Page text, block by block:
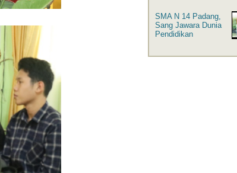
SMA N 14 Padang,
Sang Jawara Dunia
Pendidikan